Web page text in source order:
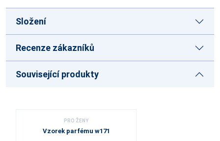
Složení
Recenze zákazníků
Související produkty
PRO ŽENY
Vzorek parfému w171